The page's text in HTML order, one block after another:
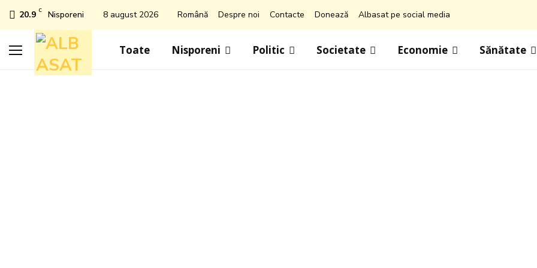
20.9 C Nisporeni 8 august 2026 Română Despre noi Contacte Donează Albasat pe social media
Toate Nisporeni Politic Societate Economie Sănătate